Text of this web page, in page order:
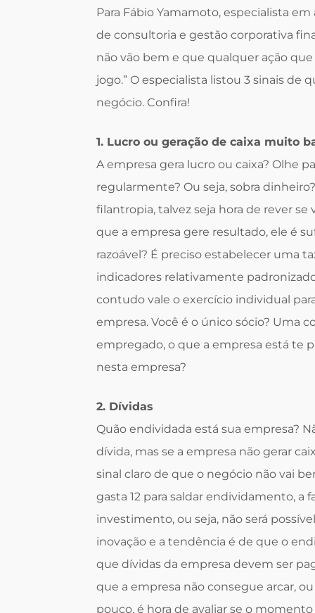
Para Fábio Yamamoto, especialista
de consultoria e gestão corporativa
não vão bem e que qualquer ação
jogo.” O especialista listou 3 sinais de
negócio. Confira!
1. Lucro ou geração de caixa muito
A empresa gera lucro ou caixa? Olhe
regularmente? Ou seja, sobra
filantropia, talvez seja hora de rever
que a empresa gere resultado, ele é
razoável? É preciso estabelecer uma
indicadores relativamente
contudo vale o exercício individual
empresa. Você é o único sócio? Uma
empregado, o que a empresa está te
nesta empresa?
2. Dívidas
Quão endividada está sua empresa?
dívida, mas se a empresa não gerar
sinal claro de que o negócio não vai
gasta 12 para saldar endividamento, a
investimento, ou seja, não será
inovação e a tendência é de que o
que dívidas da empresa devem ser
que a empresa não consegue arcar,
pouco, é hora de avaliar se o